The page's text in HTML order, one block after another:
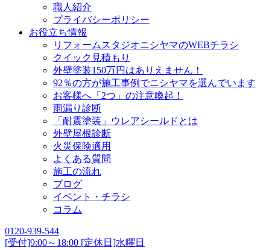
職人紹介
プライバシーポリシー
お役立ち情報
リフォームスタジオニシヤマのWEBチラシ
クイック見積もり
外壁塗装150万円はありえません！
92％の方が施工事例でニシヤマを選んでいます
お客様へ「2つ」の注意喚起！
雨漏り診断
「耐震塗装」ウレアシールドとは
外壁屋根診断
火災保険適用
よくある質問
施工の流れ
ブログ
イベント・チラシ
コラム
0120-939-544
[受付]9:00～18:00 [定休日]水曜日